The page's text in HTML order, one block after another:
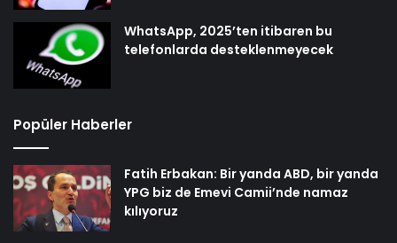
WhatsApp, 2025’ten itibaren bu
telefonlarda desteklenmeyecek
Popüler Haberler
Fatih Erbakan: Bir yanda ABD, bir yanda
YPG biz de Emevi Camii’nde namaz
kılıyoruz